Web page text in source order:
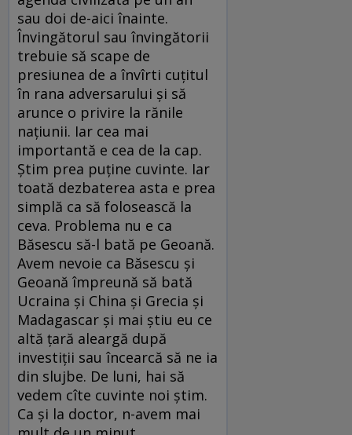
sau doi de-aici înainte.
Învingătorul sau învingătorii
trebuie să scape de
presiunea de a învîrti cuţitul
în rana adversarului şi să
arunce o privire la rănile
naţiunii. Iar cea mai
importantă e cea de la cap.
Ştim prea puţine cuvinte. Iar
toată dezbaterea asta e prea
simplă ca să folosească la
ceva. Problema nu e ca
Băsescu să-l bată pe Geoană.
Avem nevoie ca Băsescu şi
Geoană împreună să bată
Ucraina şi China şi Grecia şi
Madagascar şi mai ştiu eu ce
altă ţară aleargă după
investiţii sau încearcă să ne ia
din slujbe. De luni, hai să
vedem cîte cuvinte noi ştim.
Ca şi la doctor, n-avem mai